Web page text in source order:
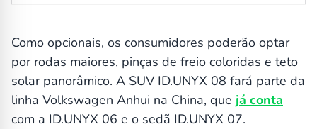
Como opcionais, os consumidores poderão optar
por rodas maiores, pinças de freio coloridas e teto
solar panorâmico. A SUV ID.UNYX 08 fará parte da
linha Volkswagen Anhui na China, que já conta
com a ID.UNYX 06 e o sedã ID.UNYX 07.